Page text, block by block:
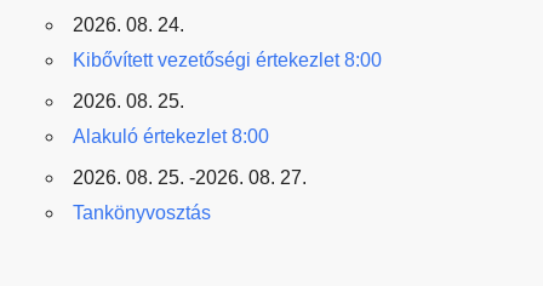
2026. 08. 24.
Kibővített vezetőségi értekezlet 8:00
2026. 08. 25.
Alakuló értekezlet 8:00
2026. 08. 25. -2026. 08. 27.
Tankönyvosztás